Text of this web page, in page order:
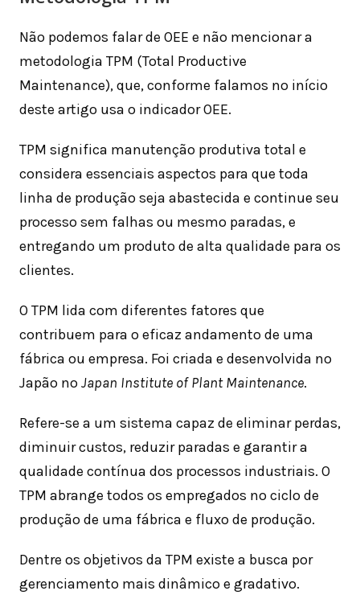
Não podemos falar de OEE e não mencionar a
metodologia TPM (Total Productive
Maintenance), que, conforme falamos no início
deste artigo usa o indicador OEE.
TPM significa manutenção produtiva total e
considera essenciais aspectos para que toda
linha de produção seja abastecida e continue seu
processo sem falhas ou mesmo paradas, e
entregando um produto de alta qualidade para os
clientes.
O TPM lida com diferentes fatores que
contribuem para o eficaz andamento de uma
fábrica ou empresa. Foi criada e desenvolvida no
Japão noJapan Institute of Plant Maintenance.
Refere-se a um sistema capaz de eliminar perdas,
diminuir custos, reduzir paradas e garantir a
qualidade contínua dos processos industriais. O
TPM abrange todos os empregados no ciclo de
produção de uma fábrica e fluxo de produção.
Dentre os objetivos da TPM existe a busca por
gerenciamento mais dinâmico e gradativo.